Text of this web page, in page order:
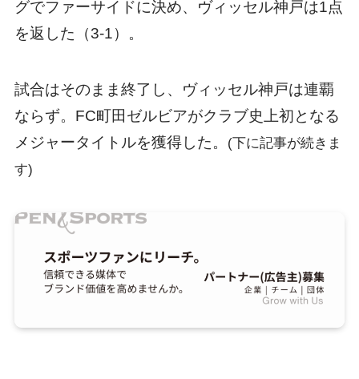
グでファーサイドに決め、ヴィッセル神戸は1点
を返した（3-1）。
試合はそのまま終了し、ヴィッセル神戸は連覇
ならず。FC町田ゼルビアがクラブ史上初となる
メジャータイトルを獲得した。
(下に記事が続きま
す)